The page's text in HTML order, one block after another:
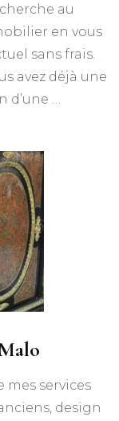
au
en vous
sans frais.
avez déjà une
…
services
design